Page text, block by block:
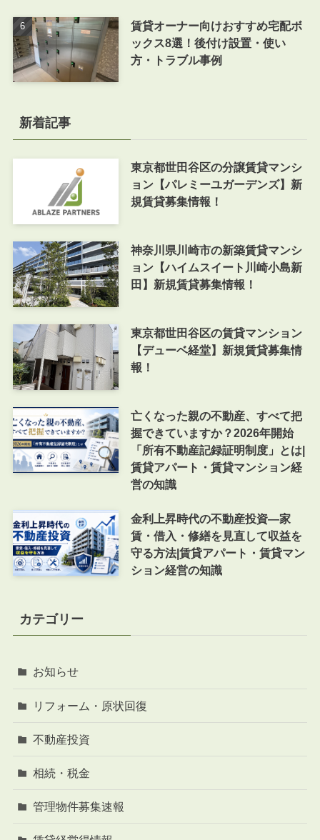
賃貸オーナー向けおすすめ宅配ボ
ックス8選！後付け設置・使い
方・トラブル事例
新着記事
東京都世田谷区の分譲賃貸マンシ
ョン【パレミーユガーデンズ】新
規賃貸募集情報！
神奈川県川崎市の新築賃貸マンシ
ョン【ハイムスイート川崎小島新
田】新規賃貸募集情報！
東京都世田谷区の賃貸マンション
【デューベ経堂】新規賃貸募集情
報！
亡くなった親の不動産、すべて把
握できていますか？2026年開始
「所有不動産記録証明制度」とは|
賃貸アパート・賃貸マンション経
営の知識
金利上昇時代の不動産投資―家
賃・借入・修繕を見直して収益を
守る方法|賃貸アパート・賃貸マン
ション経営の知識
カテゴリー
お知らせ
リフォーム・原状回復
不動産投資
相続・税金
管理物件募集速報